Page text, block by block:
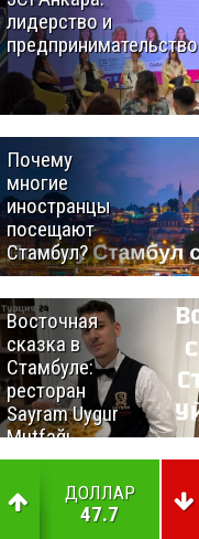
лидерство и
предпринимательство
Почему
многие
иностранцы
посещают
Стамбул?
Восточная
сказка в
Стамбуле:
ресторан
Sayram Uygur
Mutfağı
ДОЛЛАР
47.7